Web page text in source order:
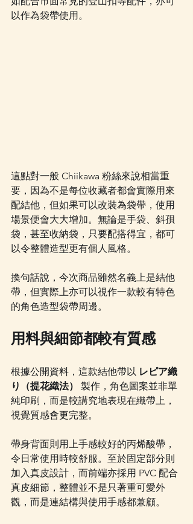
以作為袋帶使用。
這點對一般 Chiikawa 粉絲來說相當重
要，因為不是每位收藏者都會實際用來
配結他，但如果可以改裝為袋帶，使用
場景便會大大增加。無論是手袋、斜孭
袋，甚至收納袋，只要配搭得宜，都可
以令整體造型更有個人風格。
換句話說，今次商品雖然名義上是結他
帶，但實際上亦可以視作一款較有特色
的角色造型袋帶周邊。
用料與細節都較有質感
根據公開資料，這款結他帶以 レピア織
り（提花織法）
製作，角色圖案並非單
純印刷，而是較講究地表現在織帶上，
視覺質感會更完整。
帶身背面則用上手感較好的丙烯酸帶，
令日常使用時較舒服。至於固定部分則
加入真皮設計，而前端亦採用 PVC 配合
真皮細節，整體並不是只著重可愛外
觀，而是連結構與使用手感都兼顧。